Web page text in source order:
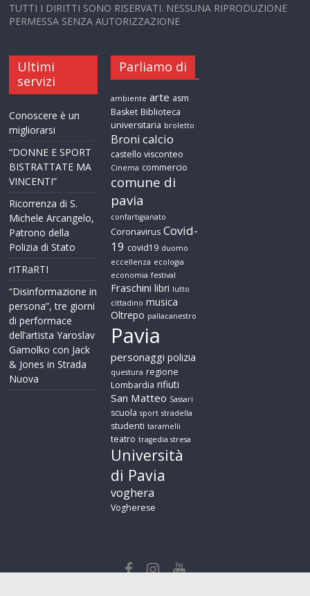
TUTTI I DIRITTI SONO RISERVATI. NESSUNA RIPRODUZIONE
PERMESSA SENZA AUTORIZZAZIONE
Ultimi
servizi
Conoscere è un
migliorarsi
“DONNE E SPORT
BISTRATTATE MA
VINCENTI”
Ricorrenza di S.
Michele Arcangelo,
Patrono della
Polizia di Stato
rITRaRTI
“Disinformazione in
persona”, tre giorni
di performace
dell’artista Yaroslav
Gamolko con Jack
& Jones in Strada
Nuova
Parliamo di
ambiente arte asm
Basket Biblioteca
universitaria broletto
Broni calcio
castello visconteo
Cinema commercio
comune di
pavia
confartigianato
Coronavirus Covid-
19 covid19 duomo
eccellenza ecologia
economia festival
Fraschini libri lutto
cittadino musica
Oltrepo pallacanestro
Pavia
personaggi polizia
questura regione
Lombardia rifiuti
San Matteo Sassari
scuola sport stradella
studenti taramelli
teatro tragedia stresa
Università
di Pavia
voghera
Vogherese